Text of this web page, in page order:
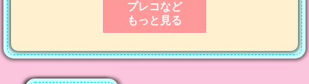
プレコなど
もっと見る